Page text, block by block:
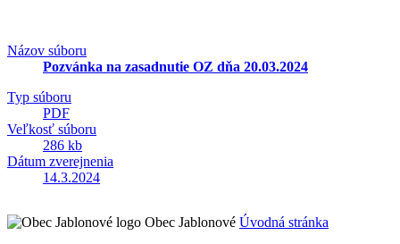
Názov súboru
Pozvánka na zasadnutie OZ dňa 20.03.2024
Typ súboru
PDF
Veľkosť súboru
286 kb
Dátum zverejnenia
14.3.2024
Obec Jablonové Úvodná stránka